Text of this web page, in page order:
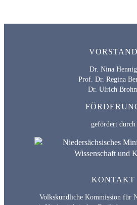
VORSTAND
Dr. Nina Hennig
Prof. Dr. Regina
Dr. Ulrich
gefördert durch
KONTAKT
Volkskundliche Kommission für